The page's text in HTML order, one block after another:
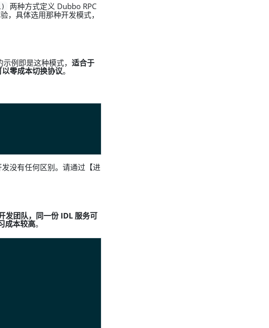
两种方式定义 Dubbo RPC
，具体选用那种开发模式，
例即是这种模式， 适合于
零成本切换协议。
没有任何区别。请通过【进
发团队，同一份 IDL 服务可
成本较高。